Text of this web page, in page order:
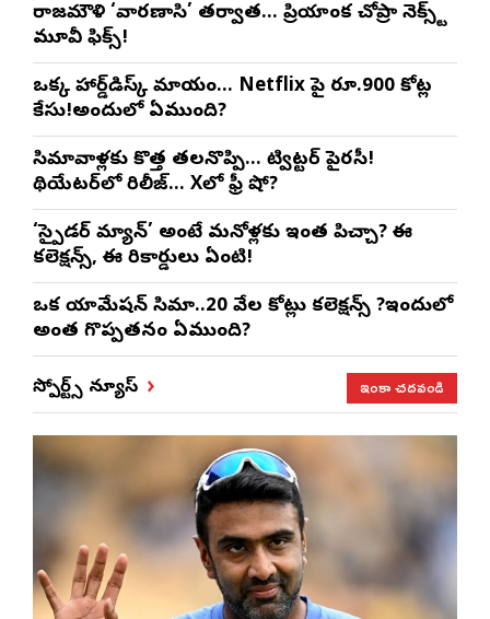
రాజమౌళి ‘వారణాసి’ తర్వాత… ప్రియాంక చోప్రా నెక్స్ట్
మూవీ ఫిక్స్!
ఒక్క హార్డ్‌డిస్క్ మాయం… Netflix పై రూ.900 కోట్ల
కేసు!అందులో ఏముంది?
సినిమావాళ్లకు కొత్త తలనొప్పి… ట్విట్టర్ పైరసీ!
థియేటర్‌లో రిలీజ్… Xలో ఫ్రీ షో?
‘స్పైడర్ మ్యాన్’ అంటే మనోళ్లకు ఇంత పిచ్చా? ఈ
కలెక్షన్స్, ఈ రికార్డులు ఏంటి!
ఒక యానిమేషన్ సినిమా..20 వేల కోట్లు కలెక్షన్స్ ?ఇందులో
అంత గొప్పతనం ఏముంది?
స్పోర్ట్స్ న్యూస్ ఇంకా చదవండి